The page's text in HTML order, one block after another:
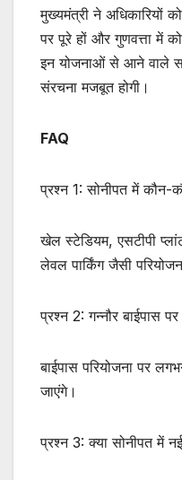
मुख्यमंत्री ने अधिकारियों
पर पूरे हों और गुणवत्ता में
इन योजनाओं से आने वाले
संरचना मजबूत होगी।
FAQ
प्रश्न 1: सोनीपत में कौन-
खेल स्टेडियम, एसटीपी
लेवल पार्किंग जैसी
प्रश्न 2: गन्नौर बाईपास
बाईपास परियोजना पर
जाएंगे।
प्रश्न 3: क्या सोनीपत में